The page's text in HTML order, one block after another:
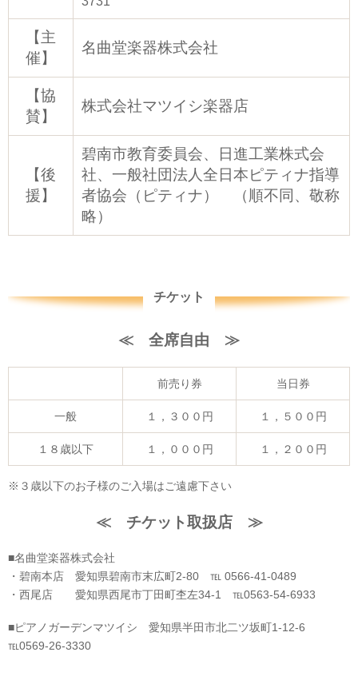
【主
催】
名曲堂楽器株式会社
【協
賛】
株式会社マツイシ楽器店
【後
援】
碧南市教育委員会、日進工業株式会
社、一般社団法人全日本ピティナ指導
者協会（ピティナ） （順不同、敬称
略）
チケット
≪ 全席自由 ≫
前売り券 当日券
一般 １，３００円 １，５００円
１８歳以下 １，０００円 １，２００円
※３歳以下のお子様のご入場はご遠慮下さい
≪ チケット取扱店 ≫
■名曲堂楽器株式会社
・碧南本店 愛知県碧南市末広町2-80 ℡ 0566-41-0489
・西尾店 愛知県西尾市丁田町杢左34-1 ℡0563-54-6933
■ピアノガーデンマツイシ 愛知県半田市北二ツ坂町1-12-6
℡0569-26-3330